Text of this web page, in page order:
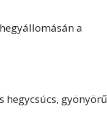
a
hegycsúcs, gyönyörű